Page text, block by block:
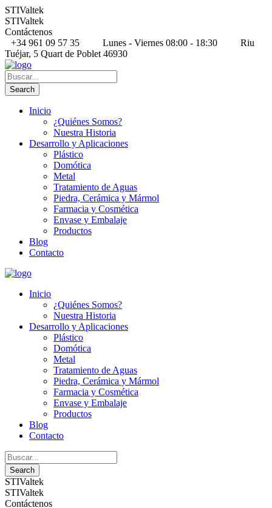
STIValtek
STIValtek
Contáctenos
+34 961 09 57 35
Lunes - Viernes 08:00 - 18:30
Riu
Tuéjar, 5 Quart de Poblet 46930
Inicio
¿Quiénes Somos?
Nuestra Historia
Desarrollo y Aplicaciones
Plástico
Domótica
Metal
Tratamiento de Aguas
Piedra, Cerámica y Mármol
Farmacia y Cosmética
Envase y Embalaje
Productos
Blog
Contacto
Inicio
¿Quiénes Somos?
Nuestra Historia
Desarrollo y Aplicaciones
Plástico
Domótica
Metal
Tratamiento de Aguas
Piedra, Cerámica y Mármol
Farmacia y Cosmética
Envase y Embalaje
Productos
Blog
Contacto
STIValtek
STIValtek
Contáctenos